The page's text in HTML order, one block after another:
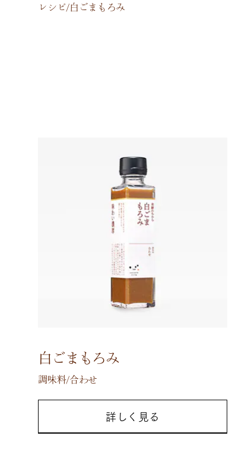
レシピ/白ごまもろみ
白ごまもろみ
調味料/合わせ
詳しく見る